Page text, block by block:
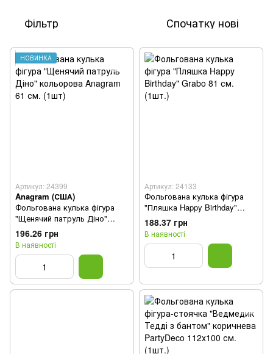
Фільтр Спочатку нові
НОВИНКА
Артикул: 24399
Anagram (США)
Фольгована кулька фігура
"Щенячий патруль Діно"
кольорова Anagram 61 см.
(1шт)
196.26 грн
В наявності
Артикул: 24133
Фольгована кулька фігура
"Пляшка Happy Birthday"
Grabo 81 см. (1шт.)
188.37 грн
В наявності